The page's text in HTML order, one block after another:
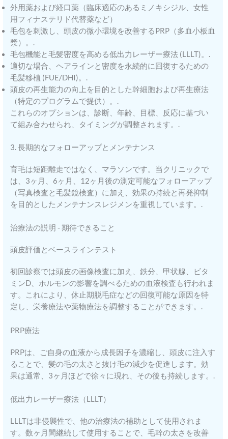
外用薬および経口薬（臨床適応のあるミノキシジル、女性
用フィナステリド代替薬など）
毛包を刺激し、頭皮の微小環境を改善するPRP（多血小板血
漿）。.
毛包機能と毛髪密度を高める低出力レーザー療法 (LLLT)。.
適切な場合、ヘアラインと密度を永続的に回復するための
毛髪移植 (FUE/DHI)。.
頭皮の再生能力の向上を目的とした幹細胞および再生療法
（特定のプログラムで提供）。.
これらのオプションは、診断、年齢、目標、反応に基づい
て組み合わせられ、タイミングが調整されます。.
3. 長期的なフォローアップとメンテナンス
育毛は短距離走ではなく、マラソンです。当クリニックで
は、3ヶ月、6ヶ月、12ヶ月後の測定可能なフォローアップ
（写真検査と毛髪鏡検査）に加え、効果の持続と再発抑制
を目的としたメンテナンスレジメンを重視しています。.
治療法の説明 - 期待できること
頭皮評価とベースラインテスト
初回診察では頭皮の画像検査に加え、鉄分、甲状腺、ビタ
ミンD、ホルモンの影響を調べるための血液検査も行われま
す。これにより、休止期脱毛症などの回復可能な原因を特
定し、栄養療法や薬物療法を調整することができます。.
PRP療法
PRPは、ご自身の血液から成長因子を濃縮し、頭皮に注入す
ることで、髪の毛の太さと抜け毛の減少を促進します。効
果は通常、3ヶ月ほどで徐々に現れ、その後も持続します。.
低出力レーザー療法（LLLT）
LLLTは非侵襲性で、他の治療法の補助として使用されま
す。数ヶ月間継続して使用することで、毛幹の太さを改善